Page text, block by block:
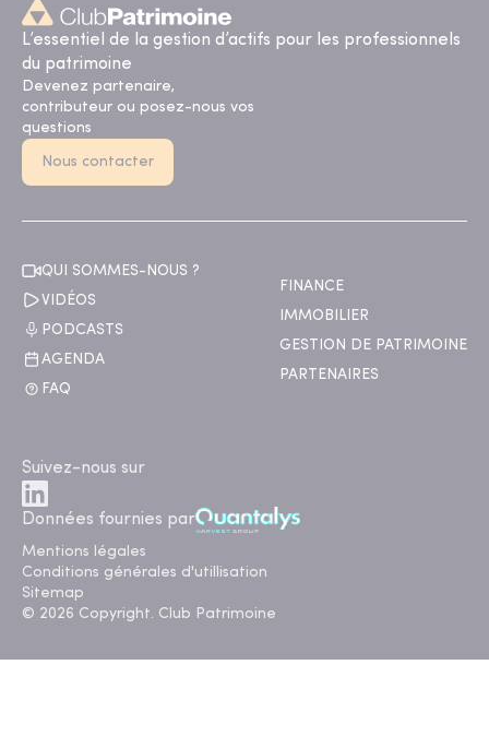
L’essentiel de la gestion d’actifs pour les professionnels
du patrimoine
Devenez partenaire,
contributeur ou posez-nous vos
questions
Nous contacter
QUI SOMMES-NOUS ?
VIDÉOS
PODCASTS
AGENDA
FAQ
FINANCE
IMMOBILIER
GESTION DE PATRIMOINE
PARTENAIRES
Suivez-nous sur
Données fournies par
Mentions légales
Conditions générales d'utillisation
Sitemap
© 2026 Copyright. Club Patrimoine